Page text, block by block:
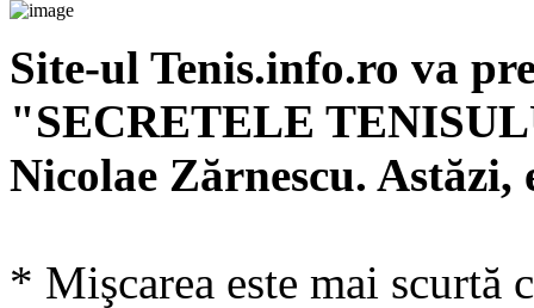
Site-ul Tenis.info.ro va
"SECRETELE
Nicolae Zărnescu.
* Mişcarea este mai scurtă